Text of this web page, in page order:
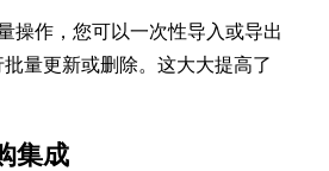
操作，您可以一次性导入或导出
量更新或删除。这大大提高了
集成